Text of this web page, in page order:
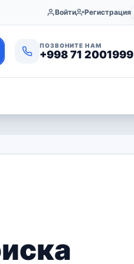
Войти Регистрация
ПОЗВОНИТЕ НАМ
+998 71 2001999